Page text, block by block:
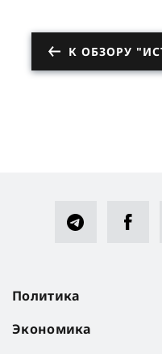
К ОБЗОРУ
Политика
Экономика